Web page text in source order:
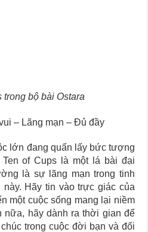
trong bộ bài Ostara
– Lãng mạn – Đủ đầy
lớn đang quấn lấy bức tượng
of Cups là một lá bài đại
là sự lãng mạn trong tinh
Hãy tin vào trực giác của
một cuộc sống mang lại niềm
nữa, hãy dành ra thời gian để
trong cuộc đời bạn và đối